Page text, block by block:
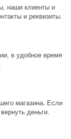
наши клиенты и
и реквизиты.
в удобное время
магазина. Если
деньги.